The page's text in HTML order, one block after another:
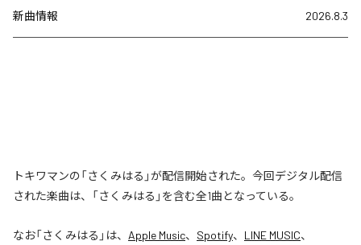
新曲情報 2026.8.3
トキワマンの「さくみはる」が配信開始された。今回デジタル配信
された楽曲は、「さくみはる」を含む全1曲となっている。
なお「さくみはる 」は、 Apple Music、 Spotify、 LINE MUSIC、